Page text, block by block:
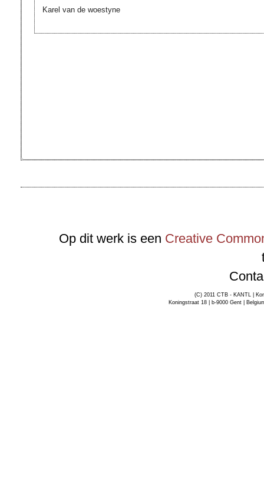
Karel van de woestyne
Op dit werk is een Creative
(C) 2011 CTB - KANTL |
Koningstraat 18 | b-9000 Gent |